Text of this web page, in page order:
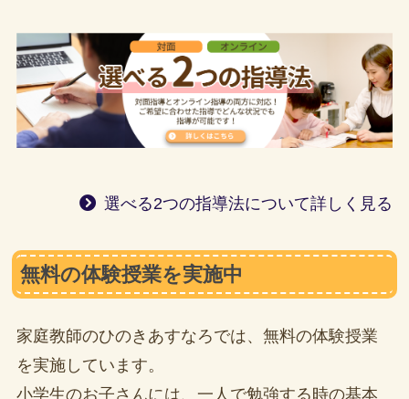
選べる2つの指導法について詳しく見る
無料の体験授業を実施中
家庭教師のひのきあすなろでは、無料の体験授業
を実施しています。
小学生のお子さんには、一人で勉強する時の基本